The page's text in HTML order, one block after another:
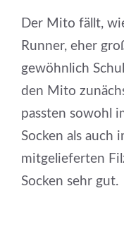
Der Mito fällt,
Runner, eher
gewöhnlich
den Mito
passten sowohl
Socken als auch
mitgelieferten
Socken sehr gut.